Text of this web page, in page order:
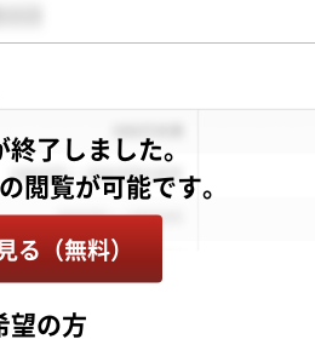
了しました。
る（無料）
望の方